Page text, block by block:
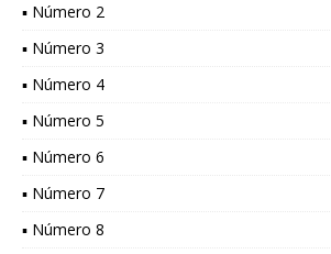
▪ Número 2
▪ Número 3
▪ Número 4
▪ Número 5
▪ Número 6
▪ Número 7
▪ Número 8